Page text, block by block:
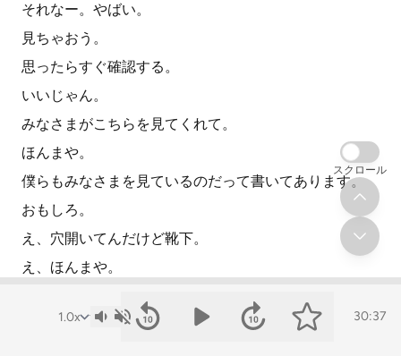
それなー。やばい。
見ちゃおう。
思ったらすぐ確認する。
いいじゃん。
みなさまがこちらを見てくれて。
ほんまや。
僕らもみなさまを見ているのだって書いてあります。
おもしろ。
え、穴開いてんだけど靴下。
え、ほんまや。
30:37
スクロール